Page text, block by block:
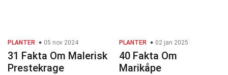
PLANTER 05 nov 2024
31 Fakta Om Malerisk
Prestekrage
PLANTER 02 jan 2025
40 Fakta Om
Marikåpe